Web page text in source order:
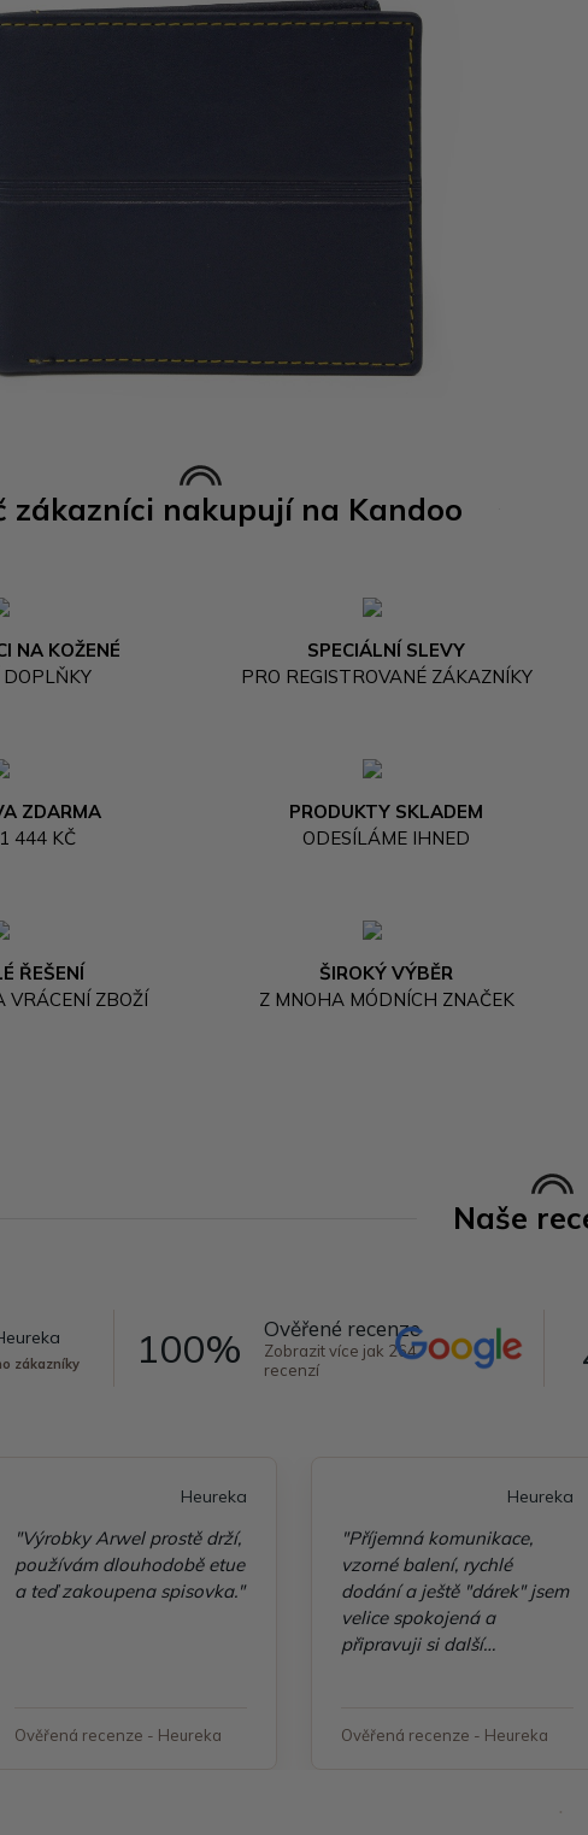
zákazníci nakupují na Kandoo
NA KOŽENÉ
SPECIÁLNÍ SLEVY
PRO REGISTROVANÉ ZÁKAZNÍKY
ZDARMA
444 KČ
PRODUKTY SKLADEM
ODESÍLÁME IHNED
ŘEŠENÍ
VRÁCENÍ ZBOŽÍ
ŠIROKÝ VÝBĚR
Z MNOHA MÓDNÍCH ZNAČEK
Naše
zákazníky 100% Ověřené recenze
Zobrazit více jak 264
recenzí
Heureka
"Výrobky Arwel prostě drží,
používám dlouhodobě etue
a teď zakoupena spisovka."
Ověřená recenze - Heureka
Heureka
"Příjemná komunikace,
vzorné balení, rychlé
dodání a ještě "dárek" jsem
velice spokojená a
připravuji si další
Ověřená recenze - Heureka